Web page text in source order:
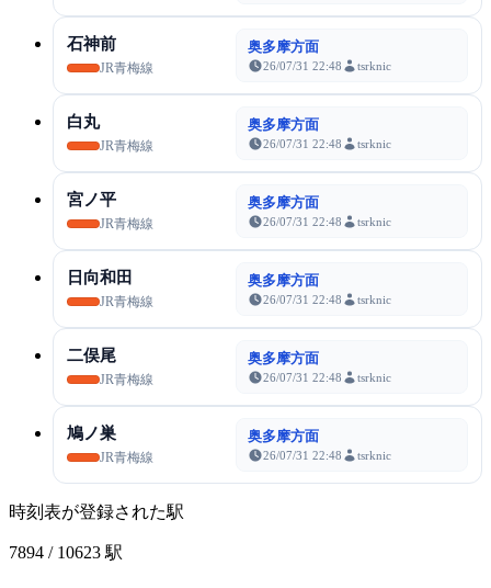
石神前
JR青梅線
奥多摩方面
26/07/31 22:48 tsrknic
白丸
JR青梅線
奥多摩方面
26/07/31 22:48 tsrknic
宮ノ平
JR青梅線
奥多摩方面
26/07/31 22:48 tsrknic
日向和田
JR青梅線
奥多摩方面
26/07/31 22:48 tsrknic
二俣尾
JR青梅線
奥多摩方面
26/07/31 22:48 tsrknic
鳩ノ巣
JR青梅線
奥多摩方面
26/07/31 22:48 tsrknic
時刻表が登録された駅
7894 / 10623 駅